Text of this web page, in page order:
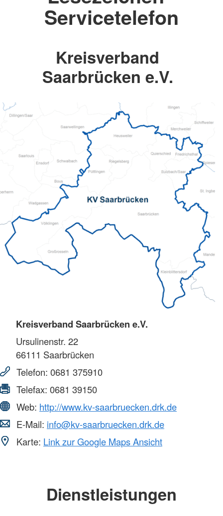
Servicetelefon
Kreisverband
Saarbrücken e.V.
Kreisverband Saarbrücken e.V.
Ursulinenstr. 22
66111 Saarbrücken
Telefon: 0681 375910
Telefax: 0681 39150
Web: http://www.kv-saarbruecken.drk.de
E-Mail: info@kv-saarbruecken.drk.de
Karte: Link zur Google Maps Ansicht
Dienstleistungen